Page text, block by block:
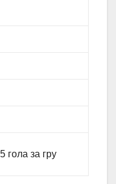
гола за гру